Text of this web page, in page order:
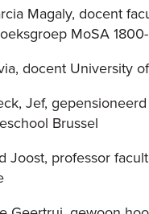
Magaly, docent
MoSA
docent University
Jef,
Brussel
Joost, professor